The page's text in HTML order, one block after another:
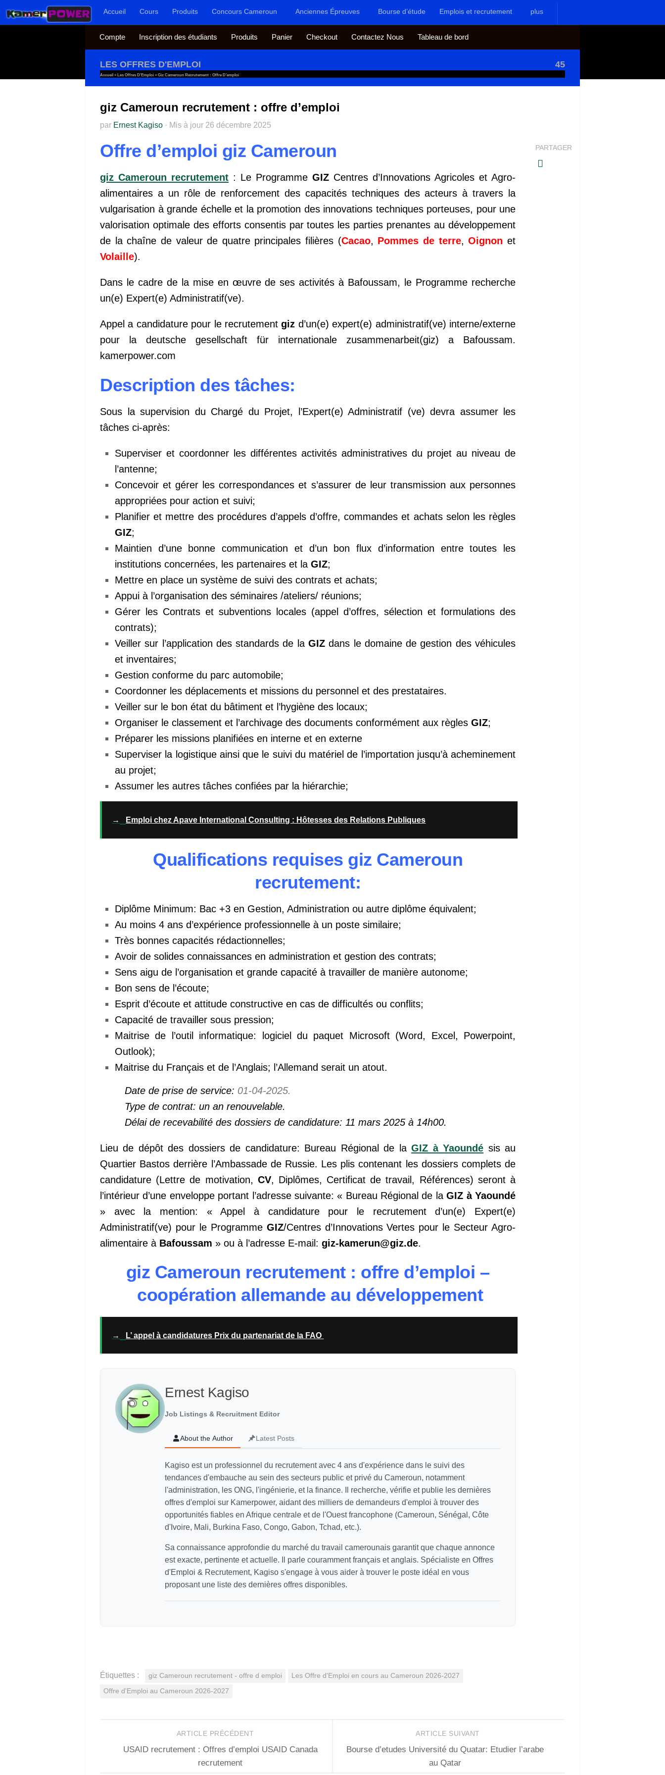
Au dessous du contenuAccueil Cours Produits Concours Cameroun Anciennes Épreuves Bourse d’étude Emplois et recrutement plus
Compte Inscription des étudiants Produits Panier Checkout Contactez Nous Tableau de bord
LES OFFRES D'EMPLOI 45
Accueil » Les Offres D'Emploi » Giz Cameroun Recrutement : Offre D’emploi
giz Cameroun recrutement : offre d’emploi
par Ernest Kagiso · Mis à jour 26 décembre 2025
Offre d’emploi giz Cameroun
giz Cameroun recrutement : Le Programme GIZ Centres d’Innovations Agricoles et Agro-
alimentaires a un rôle de renforcement des capacités techniques des acteurs à travers la
vulgarisation à grande échelle et la promotion des innovations techniques porteuses, pour une
valorisation optimale des efforts consentis par toutes les parties prenantes au développement
de la chaîne de valeur de quatre principales filières (Cacao, Pommes de terre,Oignon et
Volaille).
Dans le cadre de la mise en œuvre de ses activités à Bafoussam, le Programme recherche
un(e) Expert(e) Administratif(ve).
Appel a candidature pour le recrutementgiz d’un(e) expert(e) administratif(ve) interne/externe
pour la deutsche gesellschaft für internationale zusammenarbeit(giz) a Bafoussam.
kamerpower.com
Description des tâches:
Sous la supervision du Chargé du Projet, l’Expert(e) Administratif (ve) devra assumer les
tâches ci-après:
Superviser et coordonner les différentes activités administratives du projet au niveau de
l’antenne;
Concevoir et gérer les correspondances et s’assurer de leur transmission aux personnes
appropriées pour action et suivi;
Planifier et mettre des procédures d’appels d’offre, commandes et achats selon les règles
GIZ;
Maintien d’une bonne communication et d’un bon flux d’information entre toutes les
institutions concernées, les partenaires et la GIZ;
Mettre en place un système de suivi des contrats et achats;
Appui à l’organisation des séminaires /ateliers/ réunions;
Gérer les Contrats et subventions locales (appel d’offres, sélection et formulations des
contrats);
Veiller sur l’application des standards de la GIZ dans le domaine de gestion des véhicules
et inventaires;
Gestion conforme du parc automobile;
Coordonner les déplacements et missions du personnel et des prestataires.
Veiller sur le bon état du bâtiment et l’hygiène des locaux;
Organiser le classement et l’archivage des documents conformément aux règles GIZ;
Préparer les missions planifiées en interne et en externe
Superviser la logistique ainsi que le suivi du matériel de l’importation jusqu’à acheminement
au projet;
Assumer les autres tâches confiées par la hiérarchie;
→ Emploi chez Apave International Consulting : Hôtesses des Relations Publiques
Qualifications requises giz Cameroun
recrutement:
Diplôme Minimum: Bac +3 en Gestion, Administration ou autre diplôme équivalent;
Au moins 4 ans d’expérience professionnelle à un poste similaire;
Très bonnes capacités rédactionnelles;
Avoir de solides connaissances en administration et gestion des contrats;
Sens aigu de l’organisation et grande capacité à travailler de manière autonome;
Bon sens de l’écoute;
Esprit d’écoute et attitude constructive en cas de difficultés ou conflits;
Capacité de travailler sous pression;
Maitrise de l’outil informatique: logiciel du paquet Microsoft (Word, Excel, Powerpoint,
Outlook);
Maitrise du Français et de l’Anglais; l’Allemand serait un atout.
Date de prise de service: 01-04-2025.
Type de contrat: un an renouvelable.
Délai de recevabilité des dossiers de candidature: 11 mars 2025 à 14h00.
Lieu de dépôt des dossiers de candidature: Bureau Régional de laGIZ à Yaoundé sis au
Quartier Bastos derrière l’Ambassade de Russie. Les plis contenant les dossiers complets de
candidature (Lettre de motivation, CV, Diplômes, Certificat de travail, Références) seront à
l’intérieur d’une enveloppe portant l’adresse suivante: « Bureau Régional de laGIZ à Yaoundé
» avec la mention: « Appel à candidature pour le recrutement d’un(e) Expert(e)
Administratif(ve) pour le Programme GIZ/Centres d’Innovations Vertes pour le Secteur Agro-
alimentaire à Bafoussam » ou à l’adresse E-mail: giz-kamerun@giz.de.
giz Cameroun recrutement : offre d’emploi –
coopération allemande au développement
→ L’ appel à candidatures Prix du partenariat de la FAO
Ernest Kagiso
Job Listings & Recruitment Editor
About the Author Latest Posts
Kagiso est un professionnel du recrutement avec 4 ans d'expérience dans le suivi des
tendances d'embauche au sein des secteurs public et privé du Cameroun, notamment
l'administration, les ONG, l'ingénierie, et la finance. Il recherche, vérifie et publie les dernières
offres d'emploi sur Kamerpower, aidant des milliers de demandeurs d'emploi à trouver des
opportunités fiables en Afrique centrale et de l'Ouest francophone (Cameroun, Sénégal, Côte
d'Ivoire, Mali, Burkina Faso, Congo, Gabon, Tchad, etc.).
Sa connaissance approfondie du marché du travail camerounais garantit que chaque annonce
est exacte, pertinente et actuelle. Il parle couramment français et anglais. Spécialiste en Offres
d'Emploi & Recrutement, Kagiso s'engage à vous aider à trouver le poste idéal en vous
proposant une liste des dernières offres disponibles.
PARTAGER
Étiquettes : giz Cameroun recrutement - offre d emploi Les Offre d'Emploi en cours au Cameroun 2026-2027
Offre d'Emploi au Cameroun 2026-2027
ARTICLE SUIVANT
Bourse d’etudes Université du Quatar: Etudier l’arabe
au Qatar
ARTICLE PRÉCÉDENT
USAID recrutement : Offres d’emploi USAID Canada
recrutement